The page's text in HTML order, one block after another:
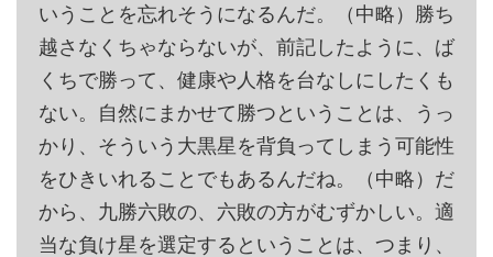
いうことを忘れそうになるんだ。（中略）勝ち
越さなくちゃならないが、前記したように、ば
くちで勝って、健康や人格を台なしにしたくも
ない。自然にまかせて勝つということは、うっ
かり、そういう大黒星を背負ってしまう可能性
をひきいれることでもあるんだね。（中略）だ
から、九勝六敗の、六敗の方がむずかしい。適
当な負け星を選定するということは、つまり、